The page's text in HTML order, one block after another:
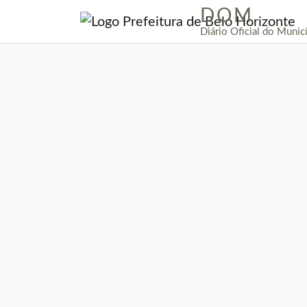
| DOM
Diário Oficial do